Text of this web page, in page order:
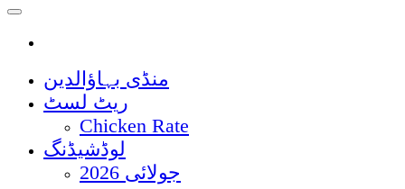
منڈی بہاؤالدین
ریٹ لسٹ
Chicken Rate
لوڈشیڈنگ
جولائی 2026